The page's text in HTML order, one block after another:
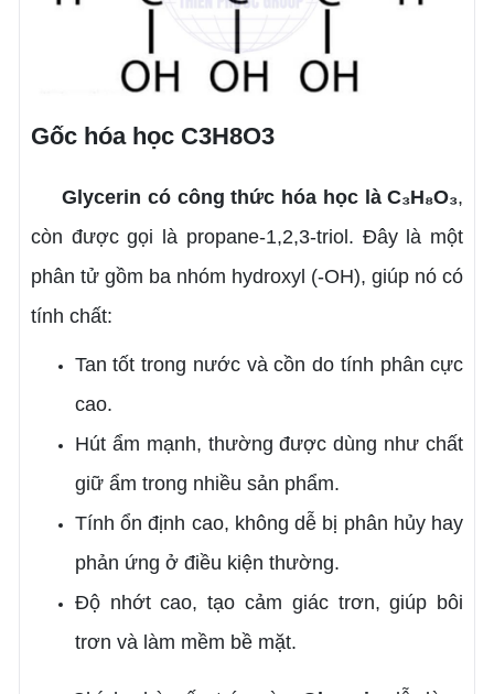
Gốc hóa học C3H8O3
Glycerin có công thức hóa học là C₃H₈O₃,
còn được gọi là propane-1,2,3-triol. Đây là một
phân tử gồm ba nhóm hydroxyl (-OH), giúp nó có
tính chất:
Tan tốt trong nước và cồn do tính phân cực
cao.
Hút ẩm mạnh, thường được dùng như chất
giữ ẩm trong nhiều sản phẩm.
Tính ổn định cao, không dễ bị phân hủy hay
phản ứng ở điều kiện thường.
Độ nhớt cao, tạo cảm giác trơn, giúp bôi
trơn và làm mềm bề mặt.